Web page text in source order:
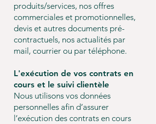
produits/services, nos offres
commerciales et promotionnelles,
devis et autres documents pré-
contractuels, nos actualités par
mail, courrier ou par téléphone.
L'exécution de vos contrats en
cours et le suivi clientèle
Nous utilisons vos données
personnelles afin d’assurer
l’exécution des contrats en cours